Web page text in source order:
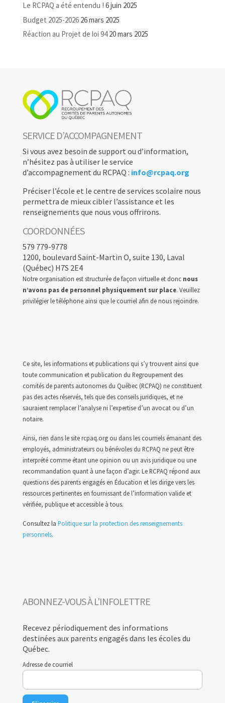
Le RCPAQ a été entendu ! 6 juin 2025
Budget 2025-2026 26 mars 2025
Réaction au Projet de loi 94 20 mars 2025
SERVICE D’ACCOMPAGNEMENT
Si vous avez besoin de support ou d’information,
n’hésitez pas à utiliser le service
d’accompagnement du RCPAQ : info@rcpaq.org
Préciser l’école et le centre de services scolaire nous
permettra de mieux cibler l’assistance et les
renseignements que nous vous offrirons.
COORDONNÉES
579 779-9778
1200, boulevard Saint-Martin O, suite 130, Laval
(Québec) H7S 2E4
Notre organisation est structurée de façon virtuelle et donc nous
n’avons pas de personnel physiquement sur place. Veuillez
privilégier le téléphone ainsi que le courriel afin de nous rejoindre.
Ce site, les informations et publications qui s’y trouvent ainsi que
toute communication et publication du Regroupement des
comités de parents autonomes du Québec (RCPAQ) ne constituent
pas des actes réservés, tels que des conseils juridiques, et ne
sauraient remplacer l’analyse ni l’expertise d’un avocat ou d’un
notaire.
Ainsi, rien dans le site rcpaq.org ou dans les courriels émanant des
employés, administrateurs ou bénévoles du RCPAQ ne peut être
interprété comme étant une opinion ou un avis juridique ou une
recommandation quant à une façon d’agir. Le RCPAQ répond aux
questions des parents engagés en Éducation et les dirige vers les
ressources pertinentes en fournissant de l’information valide et
vérifiée, publique et accessible à tous.
Consultez la Politique sur la protection des renseignements
personnels.
ABONNEZ-VOUS À L'INFOLETTRE
Recevez périodiquement des informations
destinées aux parents engagés dans les écoles du
Québec.
Adresse de courriel